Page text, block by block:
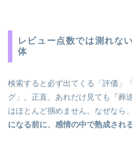
レビュー点数では測れな
体
検索すると必ず出てくる「評価」
グ」。正直、あれだけ見ても『葬
はほとんど掴めません。なぜなら
になる前に、感情の中で熟成され